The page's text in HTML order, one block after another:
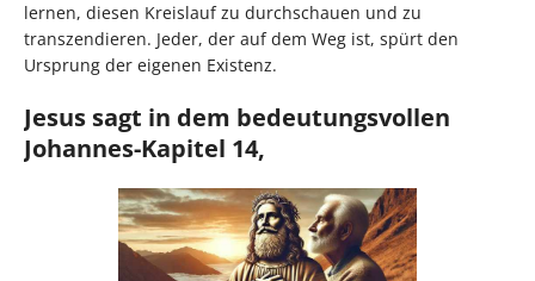
lernen, diesen Kreislauf zu durchschauen und zu
transzendieren. Jeder, der auf dem Weg ist, spürt den
Ursprung der eigenen Existenz.
Jesus sagt in dem bedeutungsvollen
Johannes-Kapitel 14,